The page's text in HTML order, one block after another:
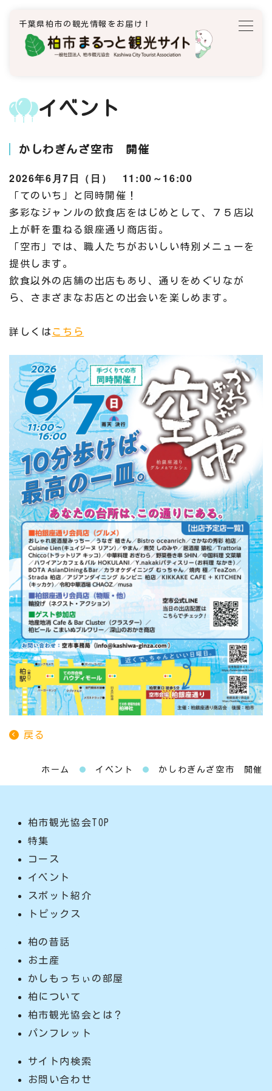
千葉県柏市の観光情報をお届け！
イベント
かしわぎんざ空市 開催
2026年6月7日（日） 11:00～16:00
「てのいち」と同時開催！
多彩なジャンルの飲食店をはじめとして、７５店以
上が軒を重ねる銀座通り商店街。
「空市」では、職人たちがおいしい特別メニューを
提供します。
飲食以外の店舗の出店もあり、通りをめぐりなが
ら、さまざまなお店との出会いを楽しめます。
詳しくは こちら
戻る
ホーム イベント かしわぎんざ空市 開催
柏市観光協会TOP
特集
コース
イベント
スポット紹介
トピックス
柏の昔話
お土産
かしもっちぃの部屋
柏について
柏市観光協会とは？
パンフレット
サイト内検索
お問い合わせ